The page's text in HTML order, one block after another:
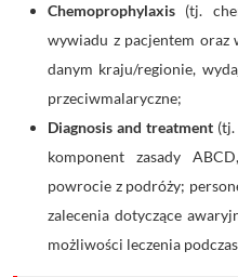
Chemoprophylaxis (tj.
wywiadu z pacjentem oraz
danym kraju/regionie,
przeciwmalaryczne;
Diagnosis and treatment
komponent zasady
powrocie z podróży;
zalecenia dotyczące
możliwości leczenia